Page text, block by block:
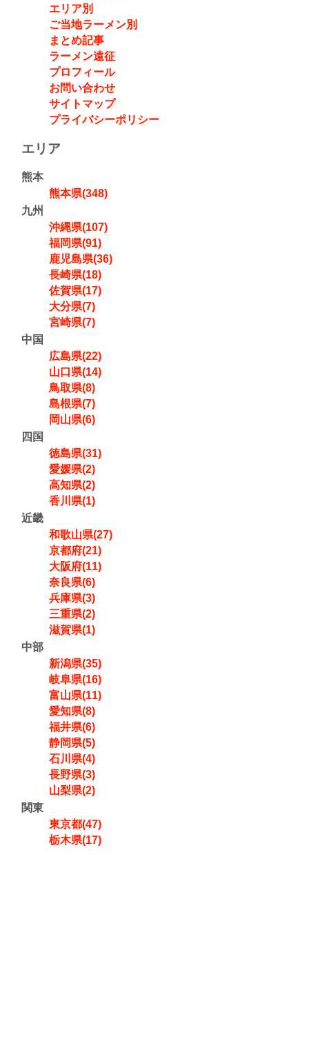
エリア別
ご当地ラーメン別
まとめ記事
ラーメン遠征
プロフィール
お問い合わせ
サイトマップ
プライバシーポリシー
エリア
熊本
熊本県(348)
九州
沖縄県(107)
福岡県(91)
鹿児島県(36)
長崎県(18)
佐賀県(17)
大分県(7)
宮崎県(7)
中国
広島県(22)
山口県(14)
鳥取県(8)
島根県(7)
岡山県(6)
四国
徳島県(31)
愛媛県(2)
高知県(2)
香川県(1)
近畿
和歌山県(27)
京都府(21)
大阪府(11)
奈良県(6)
兵庫県(3)
三重県(2)
滋賀県(1)
中部
新潟県(35)
岐阜県(16)
富山県(11)
愛知県(8)
福井県(6)
静岡県(5)
石川県(4)
長野県(3)
山梨県(2)
関東
東京都(47)
栃木県(17)